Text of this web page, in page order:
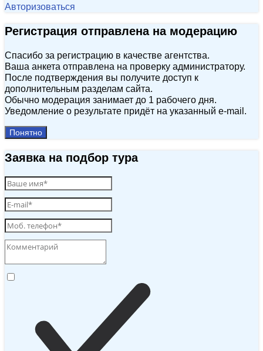
Авторизоваться
Регистрация отправлена на модерацию
Спасибо за регистрацию в качестве агентства.
Ваша анкета отправлена на проверку администратору.
После подтверждения вы получите доступ к
дополнительным разделам сайта.
Обычно модерация занимает до 1 рабочего дня.
Уведомление о результате придёт на указанный e‑mail.
Понятно
Заявка на подбор тура